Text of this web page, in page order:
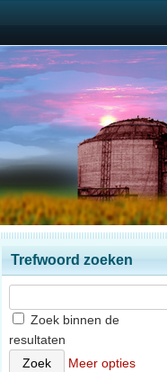
Trefwoord zoeken
Zoek binnen de
resultaten
Meer opties